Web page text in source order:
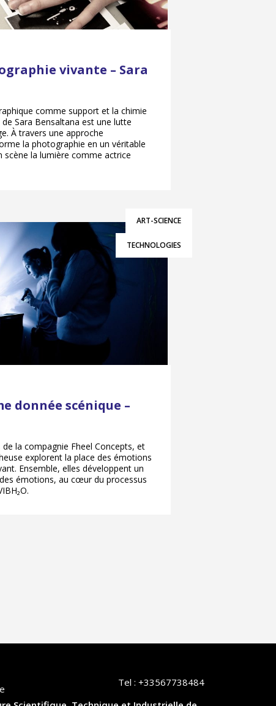
vivante – Sara
comme support et la chimie
Sara Bensaltana est une lutte
À travers une approche
la photographie en un véritable
la lumière comme actrice
ART-SCIENCE
TECHNOLOGIES
donnée scénique –
de la compagnie Fheel Concepts, et
explorent la place des émotions
Ensemble, elles développent un
émotions, au cœur du processus
Tel : +33567738484